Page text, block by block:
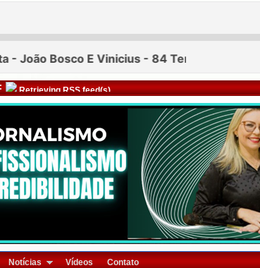
Retrieving RSS feed(s)
Notícias Vídeos Contato